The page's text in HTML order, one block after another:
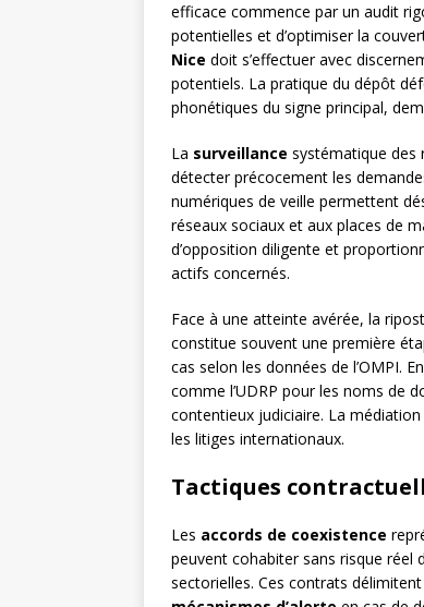
efficace commence par un audit
potentielles et d’optimiser la
Nice doit s’effectuer avec
potentiels. La pratique du dépôt
phonétiques du signe principal,
La surveillance systématique des
détecter précocement les
numériques de veille permettent
réseaux sociaux et aux places de
d’opposition diligente et
actifs concernés.
Face à une atteinte avérée, la
constitue souvent une première
cas selon les données de l’OMPI.
comme l’UDRP pour les noms de
contentieux judiciaire. La
les litiges internationaux.
Tactiques
Les accords de coexistence
peuvent cohabiter sans risque
sectorielles. Ces contrats